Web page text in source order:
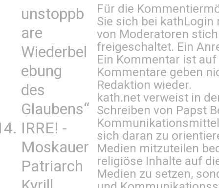
unstoppb
are
Wiederbel
ebung
des
Glaubens“
IRRE! -
Moskauer
Patriarch
Für die
Sie sich bei kathLogin
von Moderatoren
freigeschaltet. Ein
Ein Kommentar ist
Kommentare geben
Redaktion wieder.
kath.net verweist in
Schreiben von Papst
sich daran zu
Medien mitzuteilen
religiöse Inhalte auf
Medien zu setzen,